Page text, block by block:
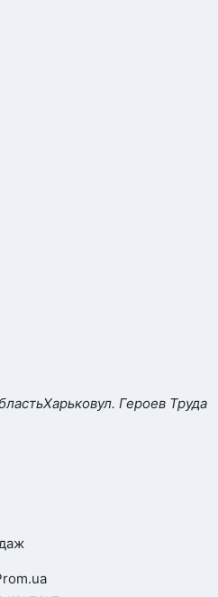
Харьковул. Героев Труда